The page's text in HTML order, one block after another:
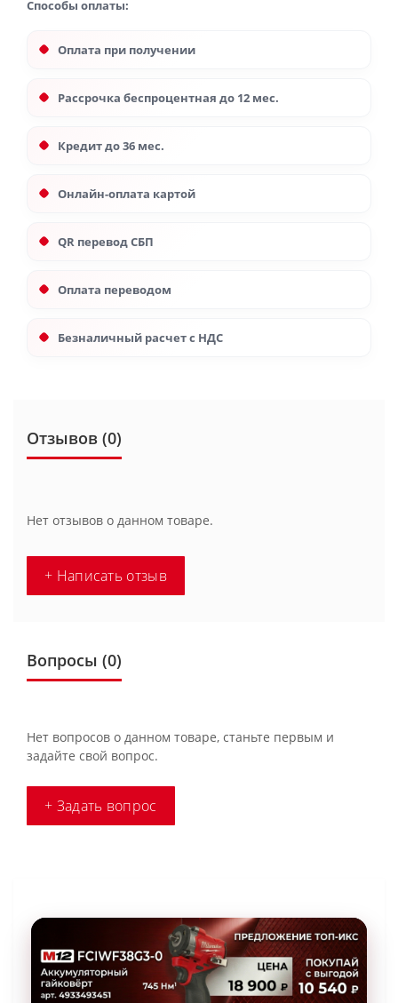
Способы оплаты:
Оплата при получении
Рассрочка беспроцентная до 12 мес.
Кредит до 36 мес.
Онлайн-оплата картой
QR перевод СБП
Оплата переводом
Безналичный расчет с НДС
Отзывов (0)
Нет отзывов о данном товаре.
+ Написать отзыв
Вопросы (0)
Нет вопросов о данном товаре, станьте первым и
задайте свой вопрос.
+ Задать вопрос